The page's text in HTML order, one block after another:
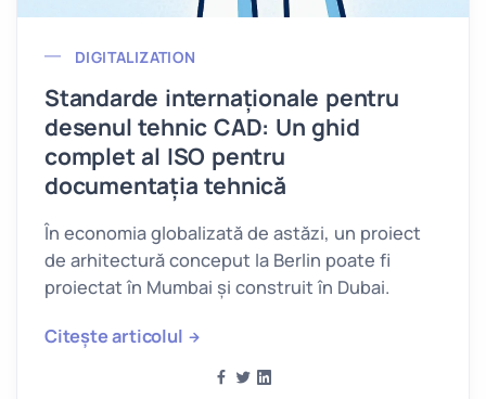
DIGITALIZATION
Standarde internaționale pentru
desenul tehnic CAD: Un ghid
complet al ISO pentru
documentația tehnică
În economia globalizată de astăzi, un proiect
de arhitectură conceput la Berlin poate fi
proiectat în Mumbai și construit în Dubai.
Citește articolul